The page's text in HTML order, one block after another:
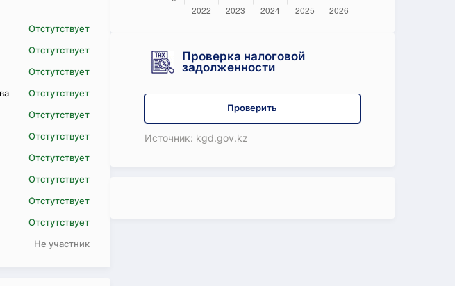
Отстутствует
Отстутствует
Отстутствует
Отстутствует
Отстутствует
Отстутствует
Отстутствует
Отстутствует
Отстутствует
Отстутствует
Не участник
Проверка налоговой
задолженности
Проверить
Источник: kgd.gov.kz